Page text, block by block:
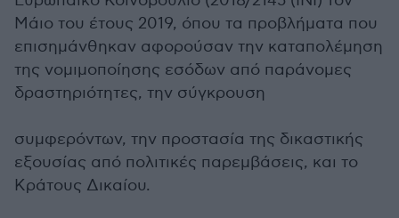
Μάιο του έτους 2019, όπου τα προβλήματα που
επισημάνθηκαν αφορούσαν την καταπολέμηση
της νομιμοποίησης εσόδων από παράνομες
δραστηριότητες, την σύγκρουση
συμφερόντων, την προστασία της δικαστικής
εξουσίας από πολιτικές παρεμβάσεις, και το
Κράτους Δικαίου.